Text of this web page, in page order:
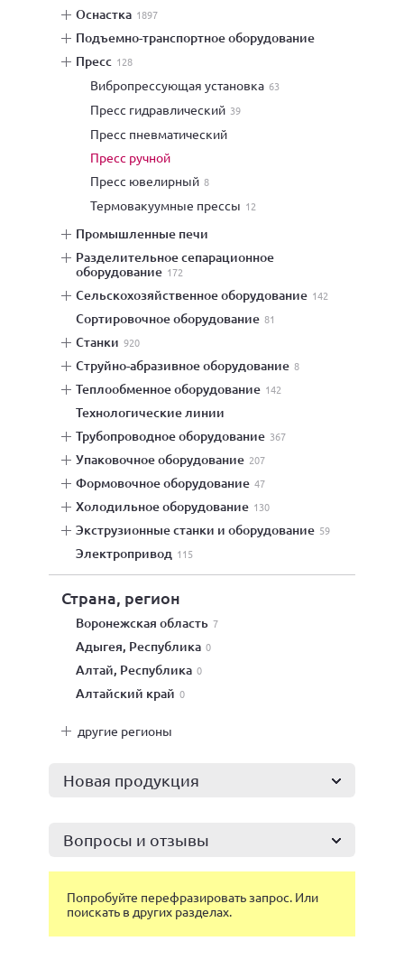
оснастка 1897
подъемно-транспортное оборудование
пресс 128
вибропрессующая установка 63
пресс гидравлический 39
пресс пневматический
пресс ручной
пресс ювелирный 8
термовакуумные прессы 12
промышленные печи
разделительное сепарационное
оборудование 172
сельскохозяйственное оборудование 142
сортировочное оборудование 81
станки 920
струйно-абразивное оборудование 8
теплообменное оборудование 142
технологические линии
трубопроводное оборудование 367
упаковочное оборудование 207
формовочное оборудование 47
холодильное оборудование 130
экструзионные станки и оборудование 59
электропривод 115
Страна, регион
Воронежская область 7
Адыгея, Республика 0
Алтай, Республика 0
Алтайский край 0
другие регионы
Новая продукция
Вопросы и отзывы
Попробуйте перефразировать запрос. Или
поискать в других разделах.